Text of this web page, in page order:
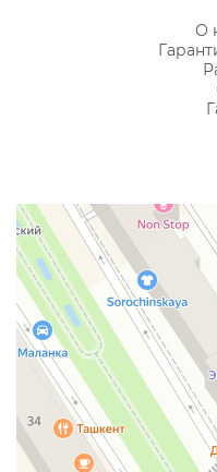
О